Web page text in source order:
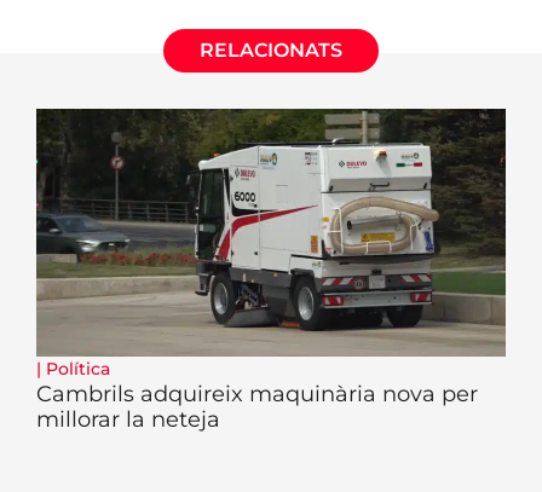
RELACIONATS
| Política
Cambrils adquireix maquinària nova per
millorar la neteja